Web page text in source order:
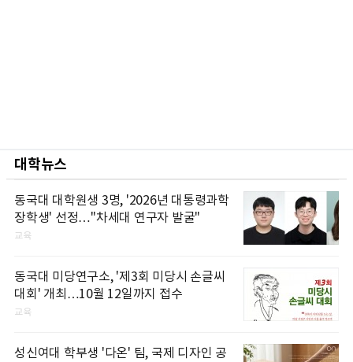
대학뉴스
동국대 대학원생 3명, '2026년 대통령과학
장학생' 선정…"차세대 연구자 발굴"
교육
동국대 미당연구소, '제3회 미당시 손글씨
대회' 개최…10월 12일까지 접수
교육
성신여대 학부생 '다온' 팀, 국제 디자인 공